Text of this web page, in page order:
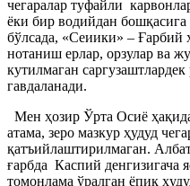
чегаралар туфайли
ёки бир водийдан
бўлсада, «Сеиики» – Ғарбий
нотаниш ерлар, орзулар ва
кутилмаган
гавдаланади.
Мен ҳозир Ўрта Осиё
атама, зеро мазкур ҳудуд
қатъийлаштирилмаган.
ғарбда Каспий денгизигача
томонлама ўралган ёпиқ